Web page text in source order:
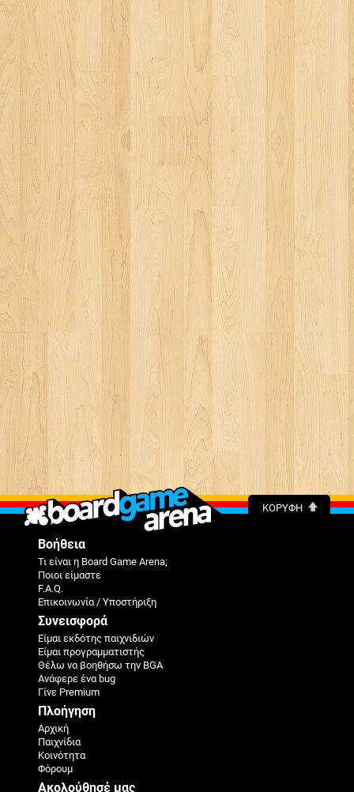
ΚΟΡΥΦΉ
Βοήθεια
Τι είναι η Board Game Arena;
Ποιοι είμαστε
F.A.Q.
Επικοινωνία / Υποστήριξη
Συνεισφορά
Είμαι εκδότης παιχνιδιών
Είμαι προγραμματιστής
Θέλω να βοηθήσω την BGA
Ανάφερε ένα bug
Γίνε Premium
Πλοήγηση
Αρχική
Παιχνίδια
Κοινότητα
Φόρουμ
Ακολούθησέ μας